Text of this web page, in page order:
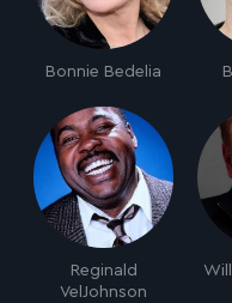
Bonnie Bedelia
Reginald
VelJohnson